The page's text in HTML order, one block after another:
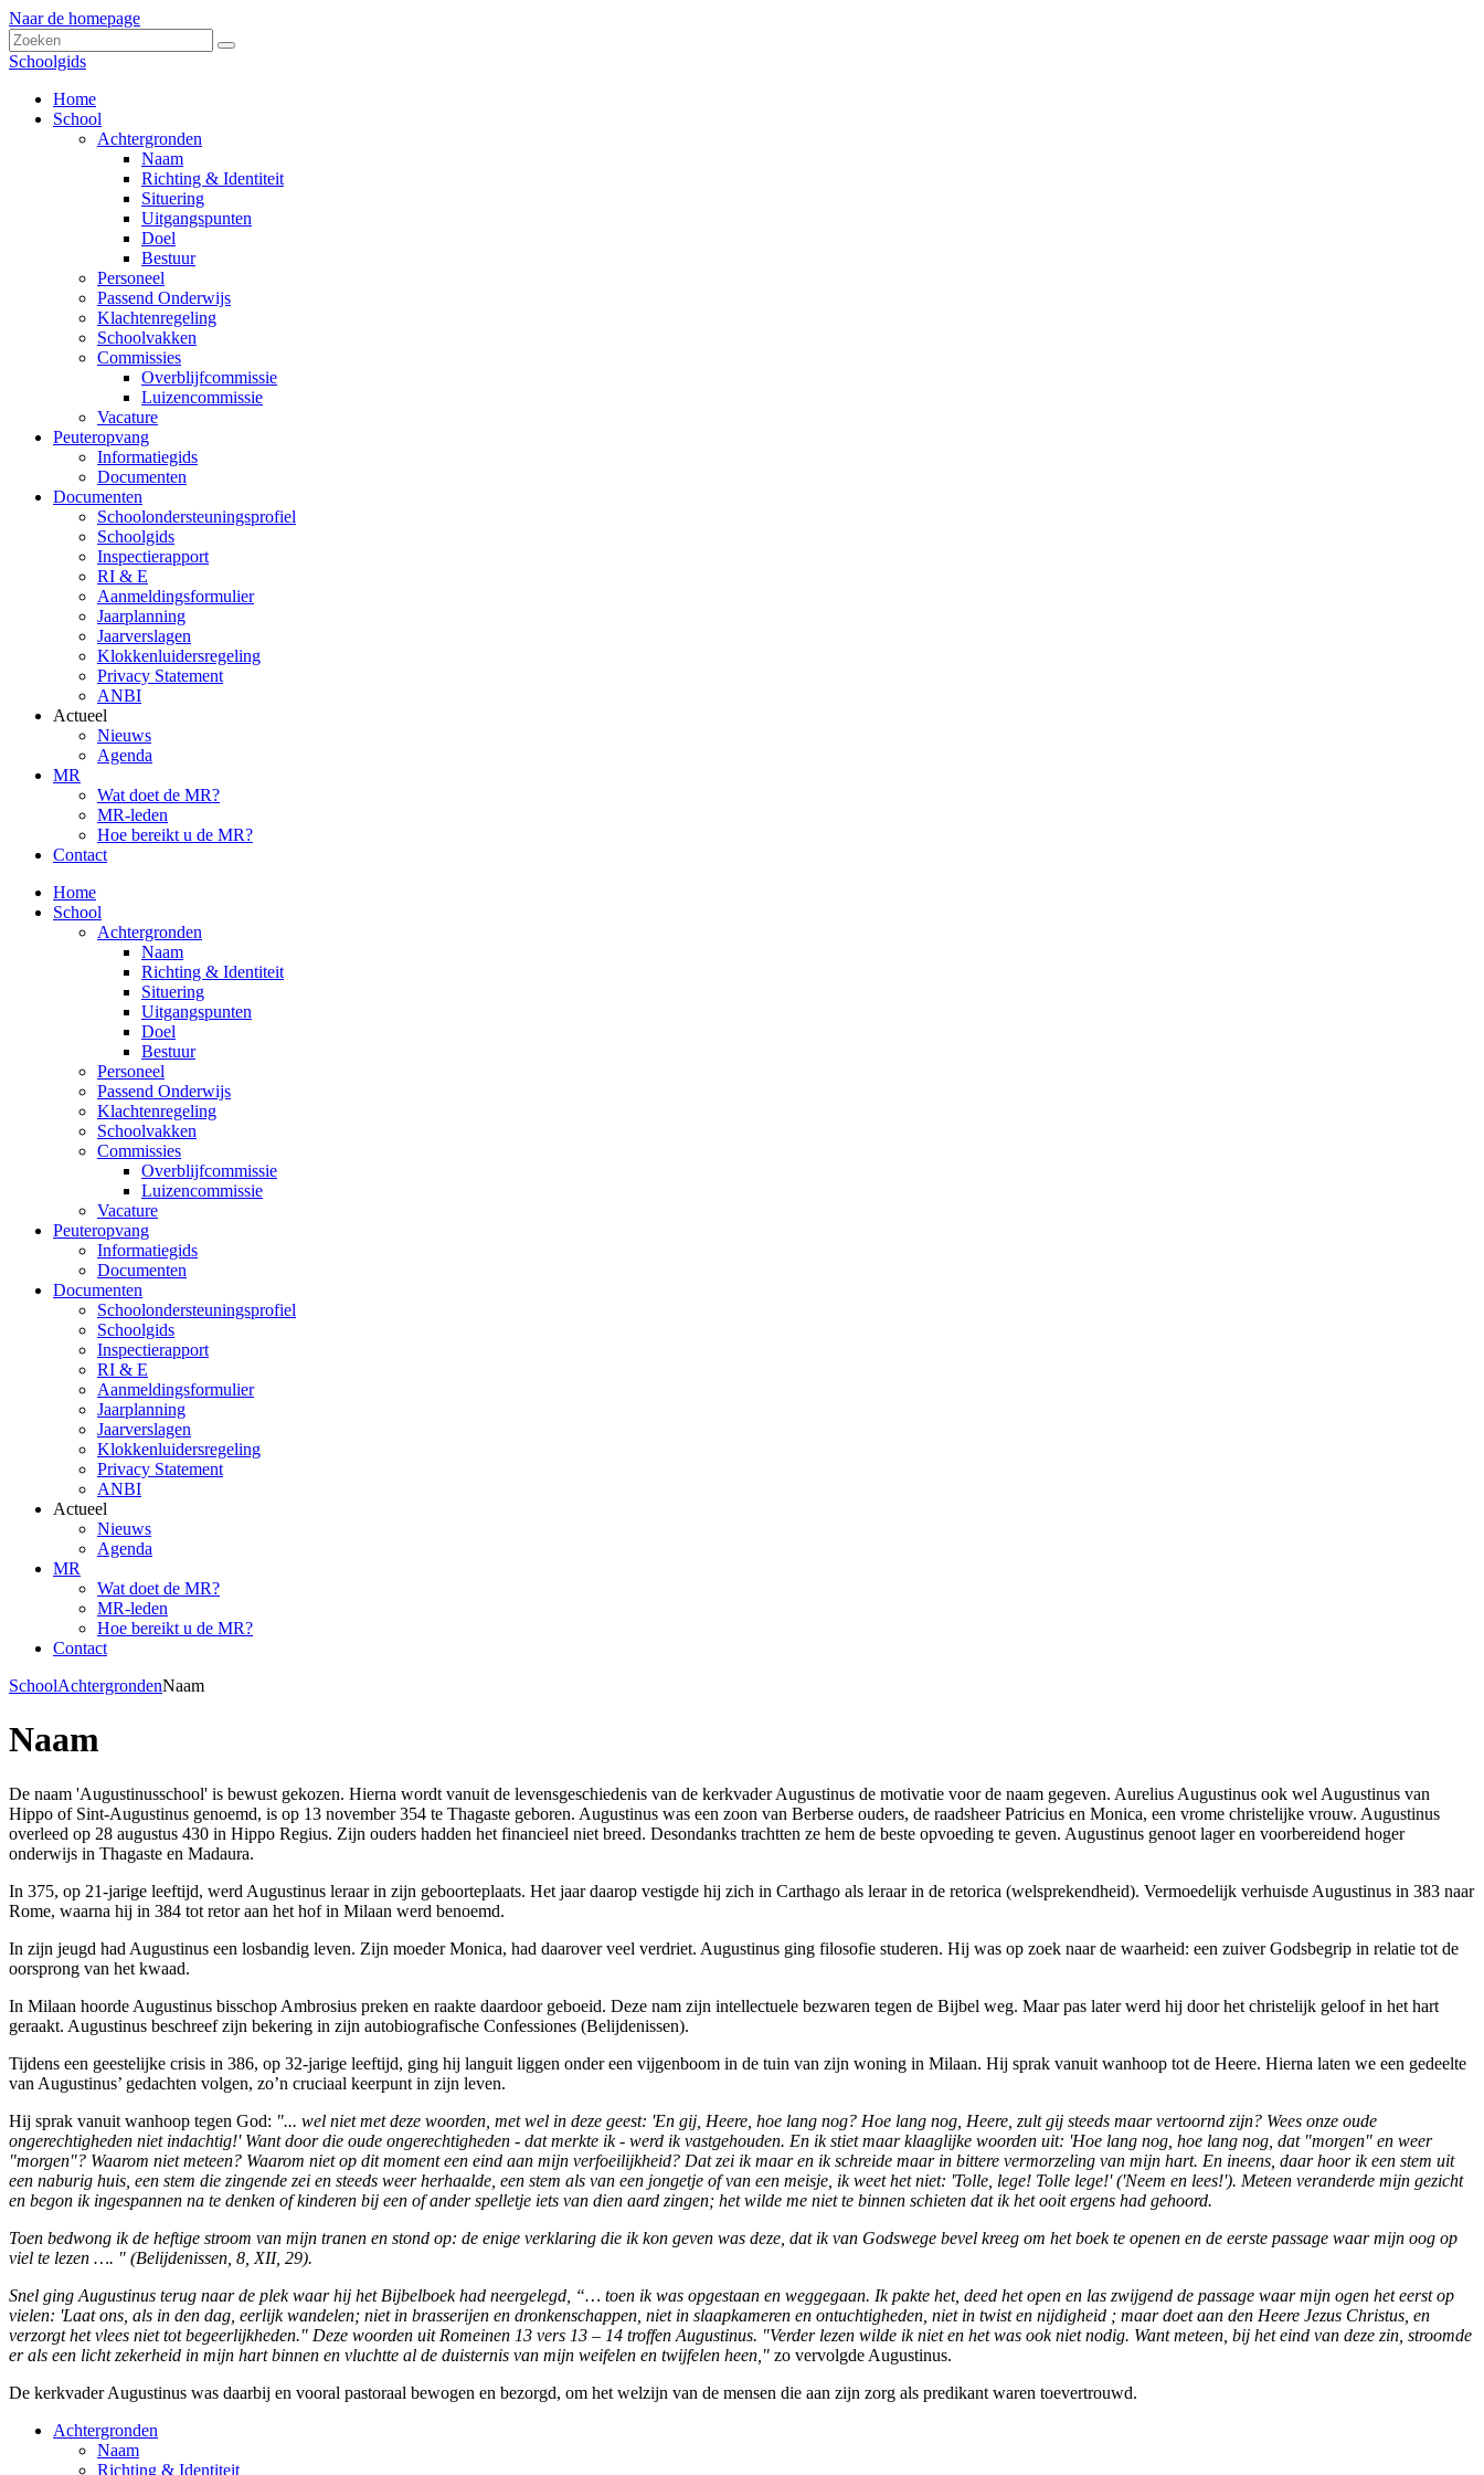
Naar de homepage
Schoolgids
Home
School
Achtergronden
Naam
Richting & Identiteit
Situering
Uitgangspunten
Doel
Bestuur
Personeel
Passend Onderwijs
Klachtenregeling
Schoolvakken
Commissies
Overblijfcommissie
Luizencommissie
Vacature
Peuteropvang
Informatiegids
Documenten
Documenten
Schoolondersteuningsprofiel
Schoolgids
Inspectierapport
RI & E
Aanmeldingsformulier
Jaarplanning
Jaarverslagen
Klokkenluidersregeling
Privacy Statement
ANBI
Actueel
Nieuws
Agenda
MR
Wat doet de MR?
MR-leden
Hoe bereikt u de MR?
Contact
Home
School
Achtergronden
Naam
Richting & Identiteit
Situering
Uitgangspunten
Doel
Bestuur
Personeel
Passend Onderwijs
Klachtenregeling
Schoolvakken
Commissies
Overblijfcommissie
Luizencommissie
Vacature
Peuteropvang
Informatiegids
Documenten
Documenten
Schoolondersteuningsprofiel
Schoolgids
Inspectierapport
RI & E
Aanmeldingsformulier
Jaarplanning
Jaarverslagen
Klokkenluidersregeling
Privacy Statement
ANBI
Actueel
Nieuws
Agenda
MR
Wat doet de MR?
MR-leden
Hoe bereikt u de MR?
Contact
SchoolAchtergrondenNaam
Naam
De naam 'Augustinusschool' is bewust gekozen. Hierna wordt vanuit de levensgeschiedenis van de kerkvader Augustinus de motivatie voor de naam gegeven. Aurelius Augustinus ook wel Augustinus van
Hippo of Sint-Augustinus genoemd, is op 13 november 354 te Thagaste geboren. Augustinus was een zoon van Berberse ouders, de raadsheer Patricius en Monica, een vrome christelijke vrouw. Augustinus
overleed op 28 augustus 430 in Hippo Regius. Zijn ouders hadden het financieel niet breed. Desondanks trachtten ze hem de beste opvoeding te geven. Augustinus genoot lager en voorbereidend hoger
onderwijs in Thagaste en Madaura.
In 375, op 21-jarige leeftijd, werd Augustinus leraar in zijn geboorteplaats. Het jaar daarop vestigde hij zich in Carthago als leraar in de retorica (welsprekendheid). Vermoedelijk verhuisde Augustinus in 383 naar
Rome, waarna hij in 384 tot retor aan het hof in Milaan werd benoemd.
In zijn jeugd had Augustinus een losbandig leven. Zijn moeder Monica, had daarover veel verdriet. Augustinus ging filosofie studeren. Hij was op zoek naar de waarheid: een zuiver Godsbegrip in relatie tot de
oorsprong van het kwaad.
In Milaan hoorde Augustinus bisschop Ambrosius preken en raakte daardoor geboeid. Deze nam zijn intellectuele bezwaren tegen de Bijbel weg. Maar pas later werd hij door het christelijk geloof in het hart
geraakt. Augustinus beschreef zijn bekering in zijn autobiografische Confessiones (Belijdenissen).
Tijdens een geestelijke crisis in 386, op 32-jarige leeftijd, ging hij languit liggen onder een vijgenboom in de tuin van zijn woning in Milaan. Hij sprak vanuit wanhoop tot de Heere. Hierna laten we een gedeelte
van Augustinus’ gedachten volgen, zo’n cruciaal keerpunt in zijn leven.
Hij sprak vanuit wanhoop tegen God: "... wel niet met deze woorden, met wel in deze geest: 'En gij, Heere, hoe lang nog? Hoe lang nog, Heere, zult gij steeds maar vertoornd zijn? Wees onze oude
ongerechtigheden niet indachtig!' Want door die oude ongerechtigheden - dat merkte ik - werd ik vastgehouden. En ik stiet maar klaaglijke woorden uit: 'Hoe lang nog, hoe lang nog, dat "morgen" en weer
"morgen"? Waarom niet meteen? Waarom niet op dit moment een eind aan mijn verfoeilijkheid? Dat zei ik maar en ik schreide maar in bittere vermorzeling van mijn hart. En ineens, daar hoor ik een stem uit
een naburig huis, een stem die zingende zei en steeds weer herhaalde, een stem als van een jongetje of van een meisje, ik weet het niet: 'Tolle, lege! Tolle lege!' ('Neem en lees!'). Meteen veranderde mijn gezicht
en begon ik ingespannen na te denken of kinderen bij een of ander spelletje iets van dien aard zingen; het wilde me niet te binnen schieten dat ik het ooit ergens had gehoord.
Toen bedwong ik de heftige stroom van mijn tranen en stond op: de enige verklaring die ik kon geven was deze, dat ik van Godswege bevel kreeg om het boek te openen en de eerste passage waar mijn oog op
viel te lezen …. " (Belijdenissen, 8, XII, 29).
Snel ging Augustinus terug naar de plek waar hij het Bijbelboek had neergelegd, “… toen ik was opgestaan en weggegaan. Ik pakte het, deed het open en las zwijgend de passage waar mijn ogen het eerst op
vielen: 'Laat ons, als in den dag, eerlijk wandelen; niet in brasserijen en dronkenschappen, niet in slaapkameren en ontuchtigheden, niet in twist en nijdigheid ; maar doet aan den Heere Jezus Christus, en
verzorgt het vlees niet tot begeerlijkheden." Deze woorden uit Romeinen 13 vers 13 – 14 troffen Augustinus. "Verder lezen wilde ik niet en het was ook niet nodig. Want meteen, bij het eind van deze zin, stroomde
er als een licht zekerheid in mijn hart binnen en vluchtte al de duisternis van mijn weifelen en twijfelen heen," zo vervolgde Augustinus.
De kerkvader Augustinus was daarbij en vooral pastoraal bewogen en bezorgd, om het welzijn van de mensen die aan zijn zorg als predikant waren toevertrouwd.
Achtergronden
Naam
Richting & Identiteit